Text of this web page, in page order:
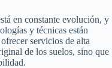
en constante evolución, y
y técnicas están
servicios de alta
de los suelos, sino que